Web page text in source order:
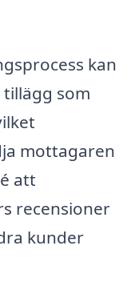
kan
som
mottagaren
att
recensioner
kunder